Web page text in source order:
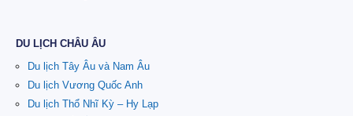
DU LỊCH CHÂU ÂU
Du lịch Tây Âu và Nam Âu
Du lịch Vương Quốc Anh
Du lịch Thổ Nhĩ Kỳ – Hy Lạp